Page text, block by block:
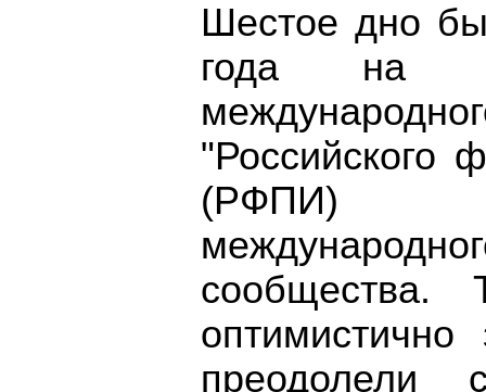
Шестое дно
года на
"Российского
(РФПИ) и
сообщества.
преодолели